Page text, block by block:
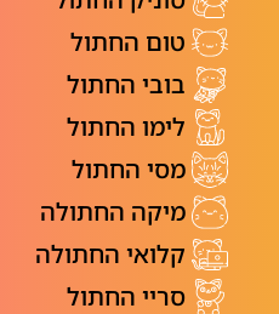
טום החתול
בובי החתול
לימו החתול
מסי החתול
מיקה החתולה
קלואי החתולה
סריי החתול